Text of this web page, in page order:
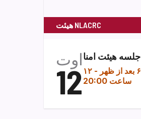
هیئت NLACRC
اوت
12
جلسه هیئت امنا
-
ساعت 20:00